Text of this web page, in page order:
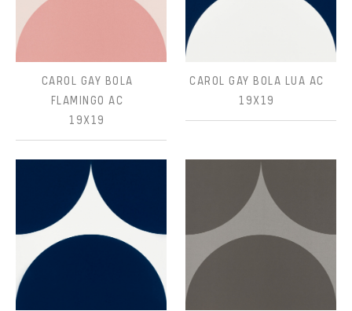
CAROL GAY BOLA
FLAMINGO AC
19X19
CAROL GAY BOLA LUA AC
19X19